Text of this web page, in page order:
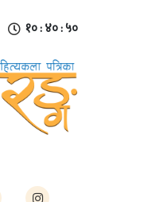
१० : ४० : ५१